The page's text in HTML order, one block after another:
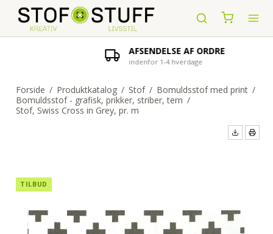
AFSENDELSE AF ORDRE
indenfor 1-4 hverdage
Forside / Produktkatalog / Stof / Bomuldsstof med print /
Bomuldsstof - grafisk, prikker, striber, tern /
Stof, Swiss Cross in Grey, pr. m
TILBUD